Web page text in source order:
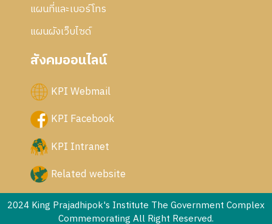
แผนที่และเบอร์โทร
แผนผังเว็บไซด์
สังคมออนไลน์
KPI Webmail
KPI Facebook
KPI Intranet
Related website
2024 King Prajadhipok's Institute The Government Complex
Commemorating All Right Reserved.